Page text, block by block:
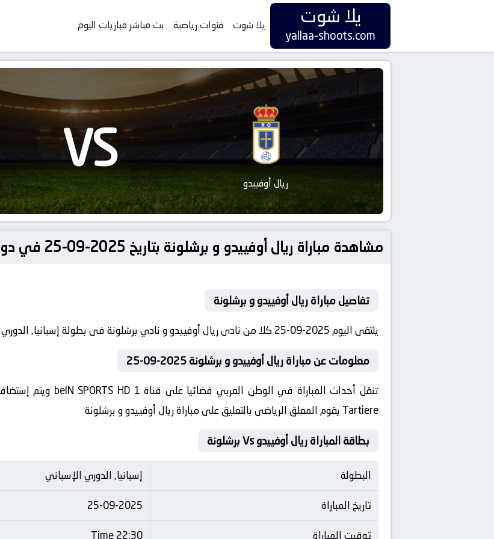
يلا شوت
yallaa-shoots.com
يلا شوت قنوات رياضية بث مباشر مباريات اليوم
ريال أوفييدو VS
مشاهدة مباراة ريال أوفييدو و برشلونة بتاريخ 2025-09-25 في دوري إسبانيا, الدوري الإسباني
تفاصيل مباراة ريال أوفييدو و برشلونة
يلتقى اليوم 2025-09-25 كلا من نادى ريال أوفييدو و نادي برشلونة فى بطولة إسبانيا, الدوري الإسباني فى تمام الساعه 22:30 بتوقيت مصر.
معلومات عن مباراة ريال أوفييدو و برشلونة 2025-09-25
Tartiere يقوم المعلق الرياضى بالتعليق على مباراة ريال أوفييدو و برشلونة
بطاقة المباراة ريال أوفييدو Vs برشلونة
البطولة
إسبانيا, الدوري الإسباني
تاريخ المباراة
25-09-2025
توقيت المباراة
22:30 Time